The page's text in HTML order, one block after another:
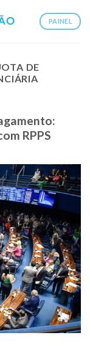
PAINEL
DE
RPPS